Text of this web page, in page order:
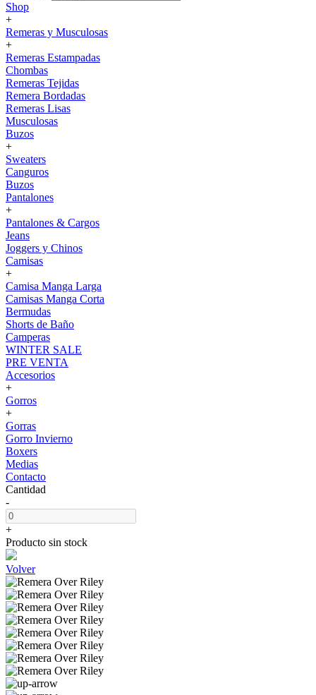
Shop
+
Remeras y Musculosas
+
Remeras Estampadas
Chombas
Remeras Tejidas
Remera Bordadas
Remeras Lisas
Musculosas
Buzos
+
Sweaters
Canguros
Buzos
Pantalones
+
Pantalones & Cargos
Jeans
Joggers y Chinos
Camisas
+
Camisa Manga Larga
Camisas Manga Corta
Bermudas
Shorts de Baño
Camperas
WINTER SALE
PRE VENTA
Accesorios
+
Gorros
+
Gorras
Gorro Invierno
Boxers
Medias
Contacto
Cantidad
-
+
Producto sin stock
Volver